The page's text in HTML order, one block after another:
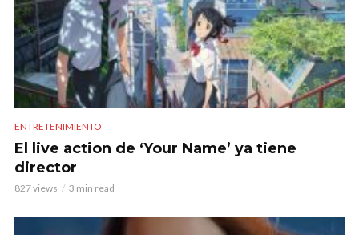
ENTRETENIMIENTO
El live action de ‘Your Name’ ya tiene
director
827 views 3 min read